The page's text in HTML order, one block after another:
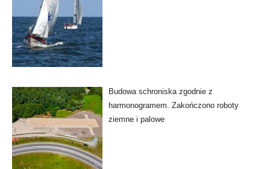
Budowa schroniska zgodnie z
harmonogramem. Zakończono roboty
ziemne i palowe